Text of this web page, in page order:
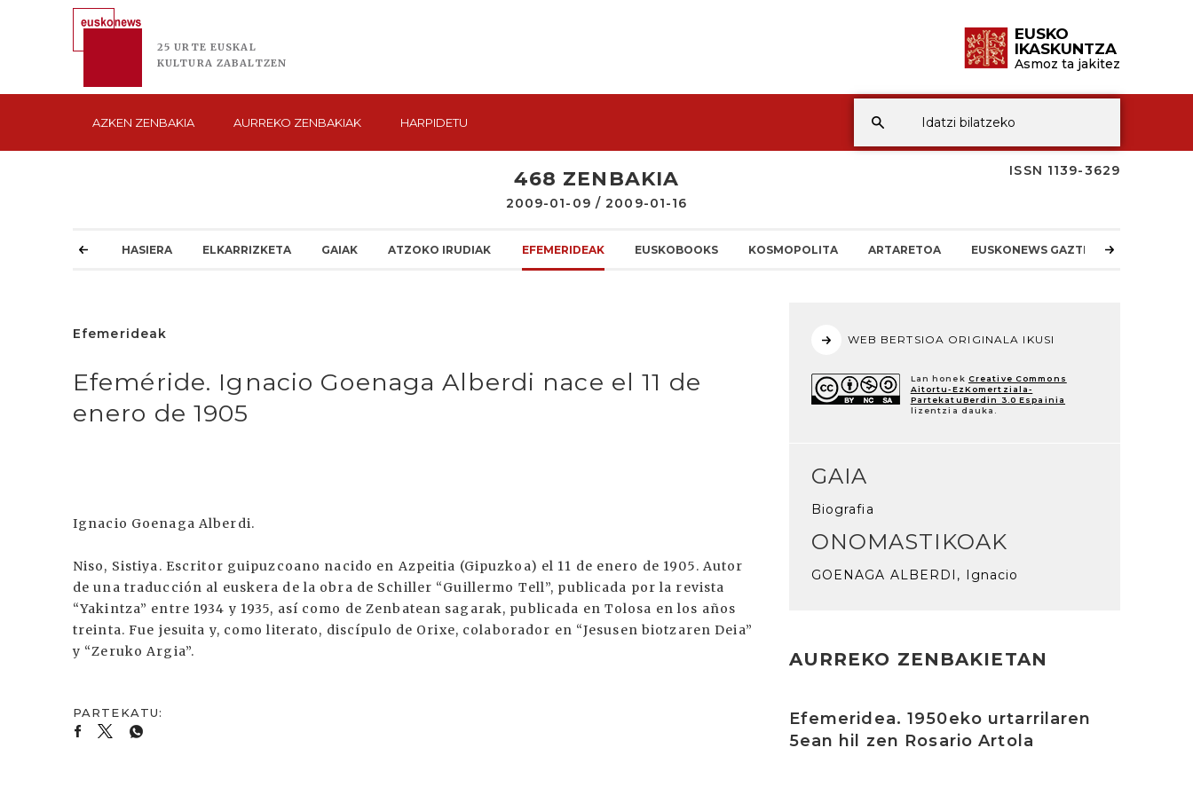
25 URTE EUSKAL
KULTURA ZABALTZEN
EUSKO
IKASKUNTZA
Asmoz ta jakitez
AZKEN ZENBAKIA AURREKO ZENBAKIAK HARPIDETU
ISSN 1139-3629
468 ZENBAKIA
2009-01-09 / 2009-01-16
HASIERA ELKARRIZKETA GAIAK ATZOKO IRUDIAK EFEMERIDEAK EUSKOBOOKS KOSMOPOLITA ARTARETOA EUSKONEWS GAZTEA
Efemerideak
Efeméride. Ignacio Goenaga Alberdi nace el 11 de
enero de 1905
Ignacio Goenaga Alberdi.
Niso, Sistiya. Escritor guipuzcoano nacido en Azpeitia (Gipuzkoa) el 11 de enero de 1905. Autor
de una traducción al euskera de la obra de Schiller “Guillermo Tell”, publicada por la revista
“Yakintza” entre 1934 y 1935, así como de Zenbatean sagarak, publicada en Tolosa en los años
treinta. Fue jesuita y, como literato, discípulo de Orixe, colaborador en “Jesusen biotzaren Deia”
y “Zeruko Argia”.
WEB BERTSIOA ORIGINALA IKUSI
Lan honek Creative Commons
Aitortu-EzKomertziala-
PartekatuBerdin 3.0 Espainia
lizentzia dauka.
GAIA
Biografia
ONOMASTIKOAK
GOENAGA ALBERDI, Ignacio
AURREKO ZENBAKIETAN
Efemeridea. 1950eko urtarrilaren
5ean hil zen Rosario Artola